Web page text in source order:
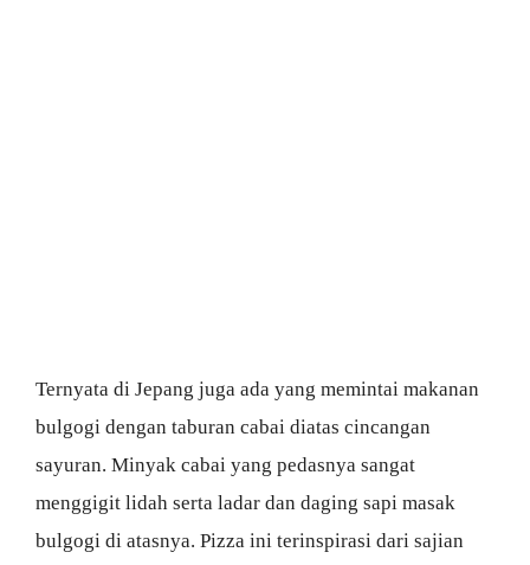
Ternyata di Jepang juga ada yang memintai makanan
bulgogi dengan taburan cabai diatas cincangan
sayuran. Minyak cabai yang pedasnya sangat
menggigit lidah serta ladar dan daging sapi masak
bulgogi di atasnya. Pizza ini terinspirasi dari sajian